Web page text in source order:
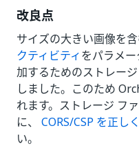
改良点
サイズの大きい画像を
クティビティをパラメ
加するためのストレー
しました。このため
れます。ストレージ フ
に、 CORS/CSP を正し
い。